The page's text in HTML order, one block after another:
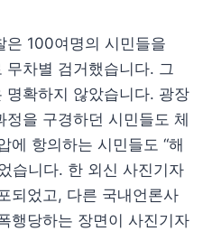
은 100여명의 시민들을
무차별 검거했습니다. 그
명확하지 않았습니다. 광장
을 구경하던 시민들도 체
에 항의하는 시민들도 “해
습니다. 한 외신 사진기자
되었고, 다른 국내언론사
행당하는 장면이 사진기자